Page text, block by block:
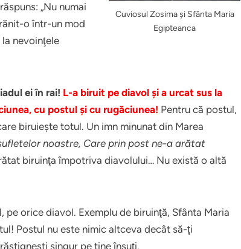
Cuviosul Zosima şi Sfânta Maria
Egipteanca
„Nu numai
o într-un mod
nevoinţele
ei în rai! L-a biruit pe diavol şi a urcat sus la
cu postul şi cu rugăciunea! Pentru că postul,
biruieşte totul. Un imn minunat din Marea
noastre, Care prin post ne-a arătat
biruinţa împotriva diavolului… Nu există o altă
orice diavol. Exemplu de biruinţă, Sfânta Maria
Postul nu este nimic altceva decât să-ţi
singur pe tine însuţi.